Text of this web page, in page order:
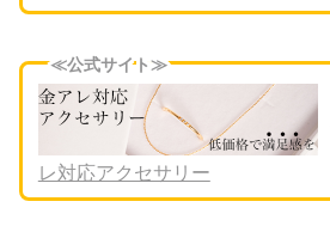
≪公式サイト≫
レ対応アクセサリー